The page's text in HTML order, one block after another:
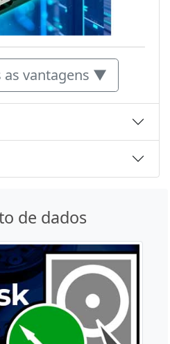
vantagens ▼
de dados